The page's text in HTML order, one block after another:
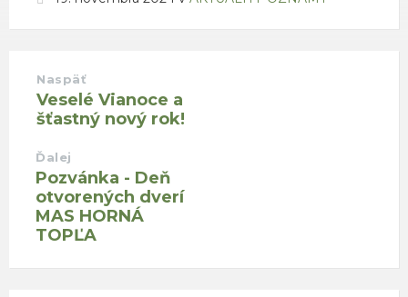
Naspäť
Veselé Vianoce a
šťastný nový rok!
Ďalej
Pozvánka - Deň
otvorených dverí
MAS HORNÁ
TOPĽA